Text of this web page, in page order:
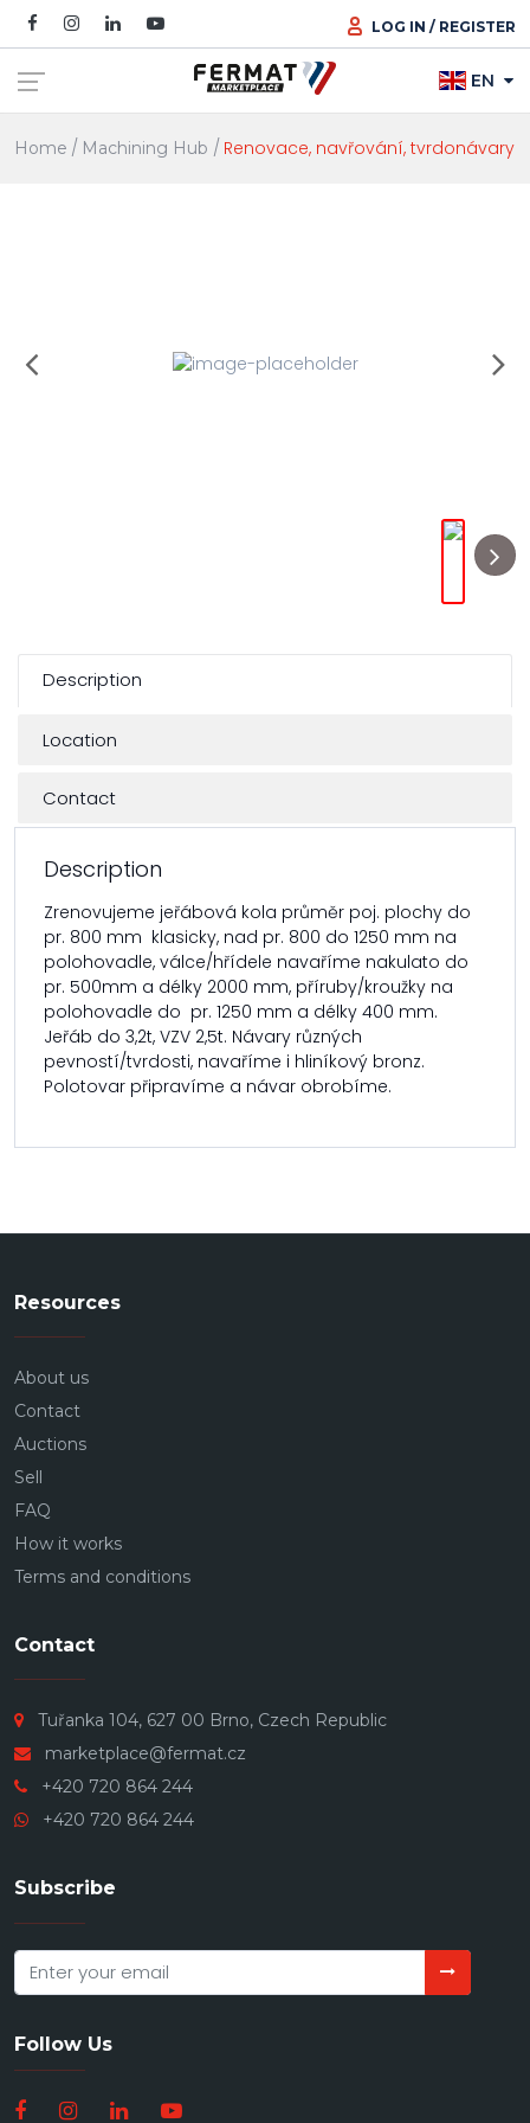
LOG IN / REGISTER
EN
Home Machining Hub Renovace, navřování, tvrdonávary
Description
Location
Contact
Description
Zrenovujeme jeřábová kola průměr poj. plochy do
pr. 800 mm klasicky, nad pr. 800 do 1250 mm na
polohovadle, válce/hřídele navaříme nakulato do
pr. 500mm a délky 2000 mm, příruby/kroužky na
polohovadle do pr. 1250 mm a délky 400 mm.
Jeřáb do 3,2t, VZV 2,5t. Návary různých
pevností/tvrdosti, navaříme i hliníkový bronz.
Polotovar připravíme a návar obrobíme.
Resources
About us
Contact
Auctions
Sell
FAQ
How it works
Terms and conditions
Contact
Tuřanka 104, 627 00 Brno, Czech Republic
marketplace@fermat.cz
+420 720 864 244
+420 720 864 244
Subscribe
Follow Us